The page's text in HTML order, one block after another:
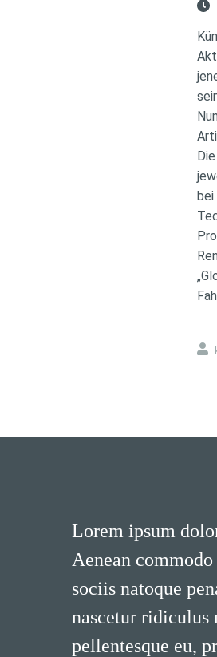
bei
Lorem ipsum
Aenean
sociis natoque
nascetur ridiculus
pellentesque eu,